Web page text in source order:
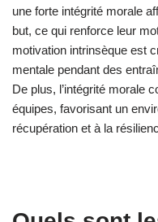
une forte intégrité morale
but, ce qui renforce leur
motivation intrinsèque est
mentale pendant des
De plus, l’intégrité morale
équipes, favorisant un
récupération et à la